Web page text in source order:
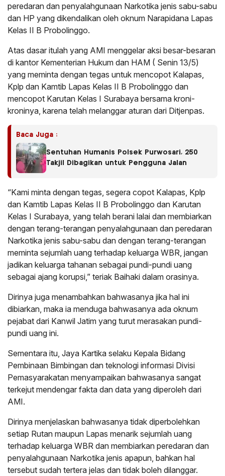
peredaran dan penyalahgunaan Narkotika jenis sabu-sabu
dan HP yang dikendalikan oleh oknum Narapidana Lapas
Kelas II B Probolinggo.
Atas dasar itulah yang AMI menggelar aksi besar-besaran
di kantor Kementerian Hukum dan HAM ( Senin 13/5)
yang meminta dengan tegas untuk mencopot Kalapas,
Kplp dan Kamtib Lapas Kelas II B Probolinggo dan
mencopot Karutan Kelas I Surabaya bersama kroni-
kroninya, karena telah melanggar aturan dari Ditjenpas.
Baca Juga :
Sentuhan Humanis Polsek Purwosari, 250
Takjil Dibagikan untuk Pengguna Jalan
“Kami minta dengan tegas, segera copot Kalapas, Kplp
dan Kamtib Lapas Kelas II B Probolinggo dan Karutan
Kelas I Surabaya, yang telah berani lalai dan membiarkan
dengan terang-terangan penyalahgunaan dan peredaran
Narkotika jenis sabu-sabu dan dengan terang-terangan
meminta sejumlah uang terhadap keluarga WBR, jangan
jadikan keluarga tahanan sebagai pundi-pundi uang
sebagai ajang korupsi,” teriak Baihaki dalam orasinya.
Dirinya juga menambahkan bahwasanya jika hal ini
dibiarkan, maka ia menduga bahwasanya ada oknum
pejabat dari Kanwil Jatim yang turut merasakan pundi-
pundi uang ini.
Sementara itu, Jaya Kartika selaku Kepala Bidang
Pembinaan Bimbingan dan teknologi informasi Divisi
Pemasyarakatan menyampaikan bahwasanya sangat
terkejut mendengar fakta dan data yang diperoleh dari
AMI.
Dirinya menjelaskan bahwasanya tidak diperbolehkan
setiap Rutan maupun Lapas menarik sejumlah uang
terhadap keluarga WBR dan membiarkan peredaran dan
penyalahgunaan Narkotika jenis apapun, bahkan hal
tersebut sudah tertera jelas dan tidak boleh dilanggar.